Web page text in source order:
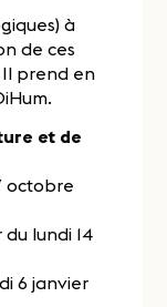
à
de ces
Il prend en
et de
octobre
lundi 14
6 janvier